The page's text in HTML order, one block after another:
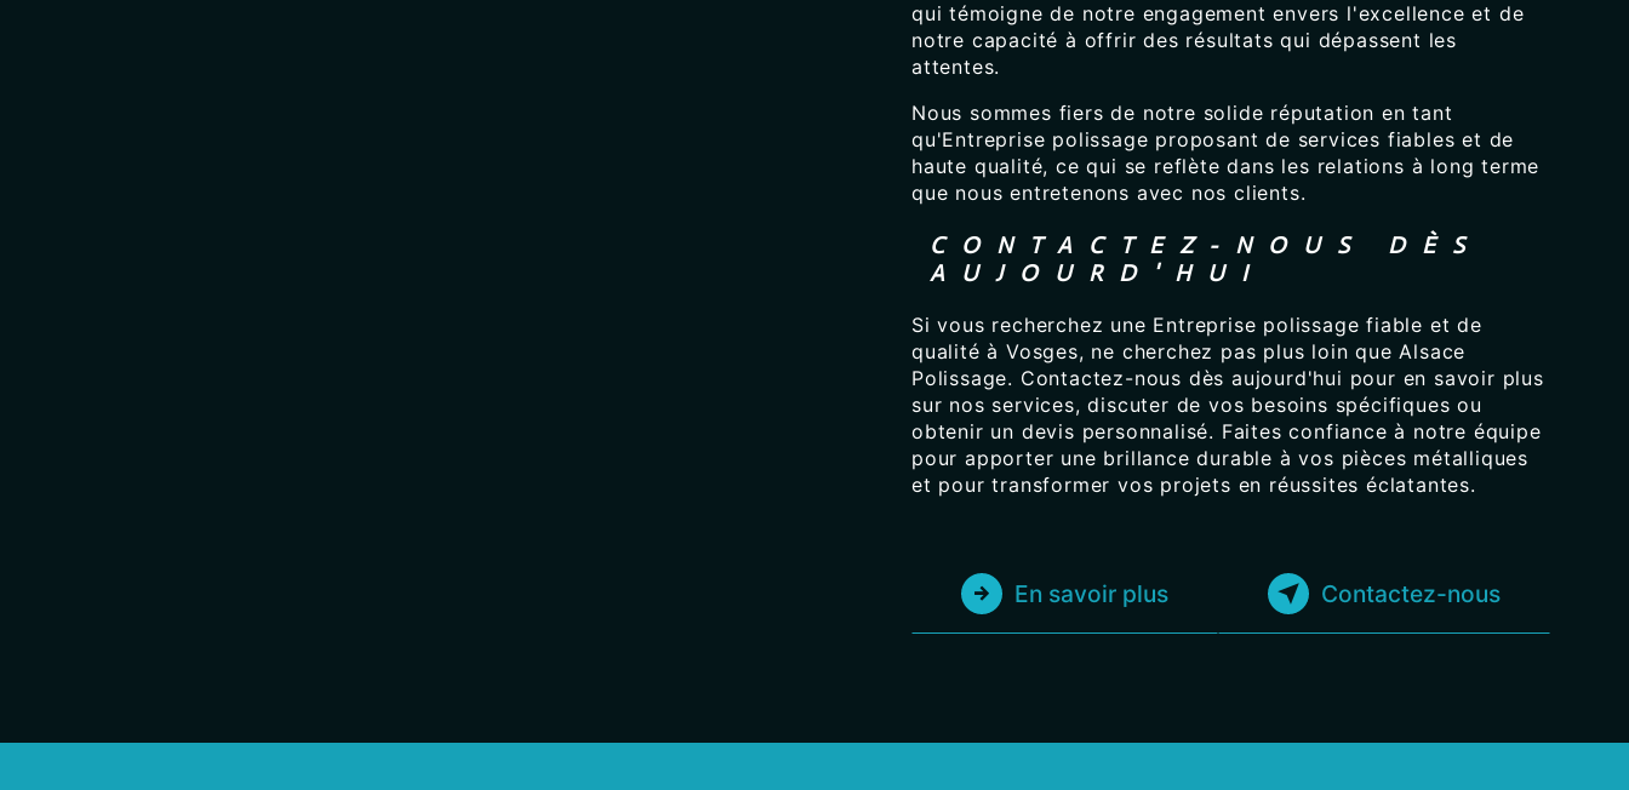
qui témoigne de notre engagement envers l'excellence et de
notre capacité à offrir des résultats qui dépassent les
attentes.
Nous sommes fiers de notre solide réputation en tant
qu'Entreprise polissage proposant de services fiables et de
haute qualité, ce qui se reflète dans les relations à long terme
que nous entretenons avec nos clients.
CONTACTEZ-NOUS DÈS
AUJOURD'HUI
Si vous recherchez une Entreprise polissage fiable et de
qualité à Vosges, ne cherchez pas plus loin que Alsace
Polissage. Contactez-nous dès aujourd'hui pour en savoir plus
sur nos services, discuter de vos besoins spécifiques ou
obtenir un devis personnalisé. Faites confiance à notre équipe
pour apporter une brillance durable à vos pièces métalliques
et pour transformer vos projets en réussites éclatantes.
En savoir plus Contactez-nous